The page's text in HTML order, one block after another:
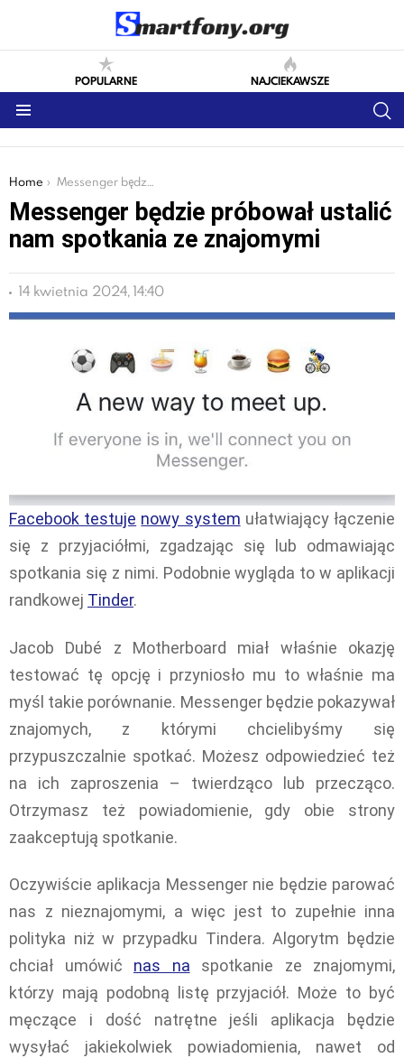
POPULARNE NAJCIEKAWSZE
You are here:
Home Messenger będzie próbował ustalić nam spotkania ze znajomymi
Messenger będzie próbował ustalić
nam spotkania ze znajomymi
14 kwietnia 2024, 14:40
Facebook testuje nowy system ułatwiający łączenie
się z przyjaciółmi, zgadzając się lub odmawiając
spotkania się z nimi. Podobnie wygląda to w aplikacji
randkowej Tinder.
Jacob Dubé z Motherboard miał właśnie okazję
testować tę opcję i przyniosło mu to właśnie ma
myśl takie porównanie. Messenger będzie pokazywał
znajomych, z którymi chcielibyśmy się
przypuszczalnie spotkać. Możesz odpowiedzieć też
na ich zaproszenia – twierdząco lub przecząco.
Otrzymasz też powiadomienie, gdy obie strony
zaakceptują spotkanie.
Oczywiście aplikacja Messenger nie będzie parować
nas z nieznajomymi, a więc jest to zupełnie inna
polityka niż w przypadku Tindera. Algorytm będzie
chciał umówić nas na spotkanie ze znajomymi,
którzy mają podobną listę przyjaciół. Może to być
męczące i dość natrętne jeśli aplikacja będzie
wysyłać jakiekolwiek powiadomienia, nawet od